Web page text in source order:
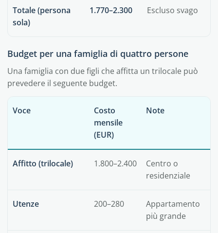
Totale (persona
sola)
1.770–2.300 Escluso svago
Budget per una famiglia di quattro persone
Una famiglia con due figli che affitta un trilocale può
prevedere il seguente budget.
Voce
Costo
mensile
(EUR)
Note
Affitto (trilocale) 1.800–2.400
Centro o
residenziale
Utenze 200–280
Appartamento
più grande